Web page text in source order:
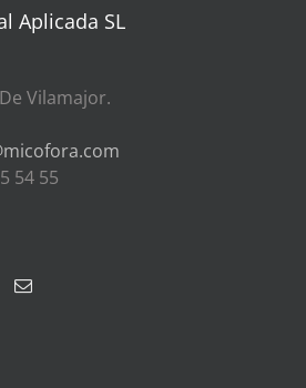
Aplicada SL
Vilamajor.
54 55